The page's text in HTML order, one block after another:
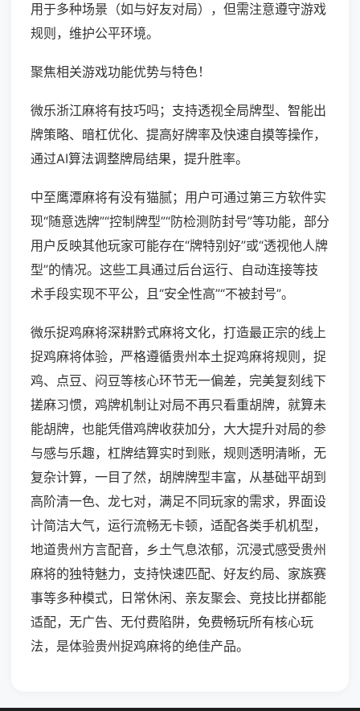
用于多种场景（如与好友对局），但需注意遵守游戏
规则，维护公平环境。
聚焦相关游戏功能优势与特色！
微乐浙江麻将有技巧吗；支持透视全局牌型、智能出
牌策略、暗杠优化、提高好牌率及快速自摸等操作，
通过AI算法调整牌局结果，提升胜率。
中至鹰潭麻将有没有猫腻；用户可通过第三方软件实
现“随意选牌”“控制牌型”“防检测防封号”等功能，部分
用户反映其他玩家可能存在“牌特别好”或“透视他人牌
型”的情况。这些工具通过后台运行、自动连接等技
术手段实现不平公，且“安全性高”“不被封号”。
微乐捉鸡麻将深耕黔式麻将文化，打造最正宗的线上
捉鸡麻将体验，严格遵循贵州本土捉鸡麻将规则，捉
鸡、点豆、闷豆等核心环节无一偏差，完美复刻线下
搓麻习惯，鸡牌机制让对局不再只看重胡牌，就算未
能胡牌，也能凭借鸡牌收获加分，大大提升对局的参
与感与乐趣，杠牌结算实时到账，规则透明清晰，无
复杂计算，一目了然，胡牌牌型丰富，从基础平胡到
高阶清一色、龙七对，满足不同玩家的需求，界面设
计简洁大气，运行流畅无卡顿，适配各类手机机型，
地道贵州方言配音，乡土气息浓郁，沉浸式感受贵州
麻将的独特魅力，支持快速匹配、好友约局、家族赛
事等多种模式，日常休闲、亲友聚会、竞技比拼都能
适配，无广告、无付费陷阱，免费畅玩所有核心玩
法，是体验贵州捉鸡麻将的绝佳产品。